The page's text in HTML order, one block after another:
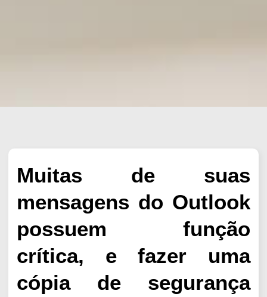
Muitas de suas
mensagens do Outlook
possuem função
crítica, e fazer uma
cópia de segurança